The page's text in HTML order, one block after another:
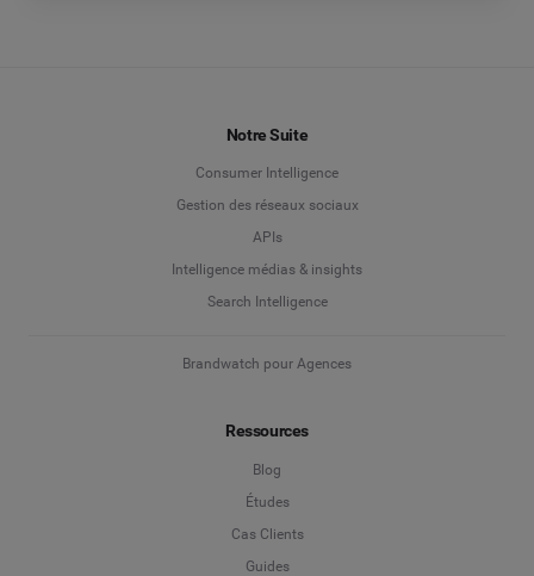
Notre Suite
Consumer Intelligence
Gestion des réseaux sociaux
APIs
Intelligence médias & insights
Search Intelligence
Brandwatch pour Agences
Ressources
Blog
Études
Cas Clients
Guides